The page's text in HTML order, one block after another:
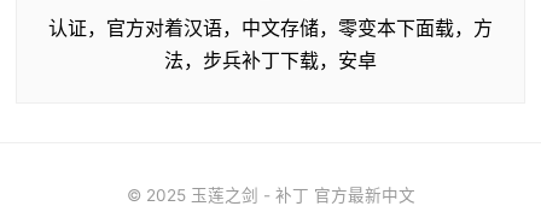
认证，官方对着汉语，中文存储，零变本下面载，方
法，步兵补丁下载，安卓
© 2025 玉莲之剑 - 补丁 官方最新中文